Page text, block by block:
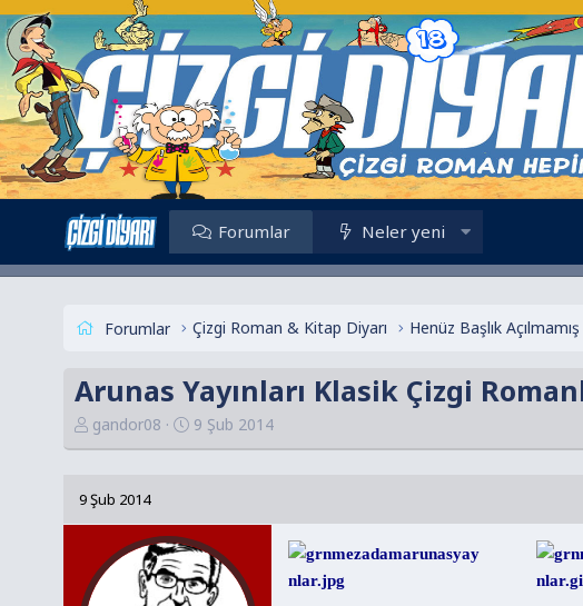
Forumlar Neler yeni
Forumlar Çizgi Roman & Kitap Diyarı
Arunas Yayınları Klasik Çizgi
K
o
u
y
B
a
gandor08
B
a
a
n
g
ı
9 Şub 2014
9 Şub 2014